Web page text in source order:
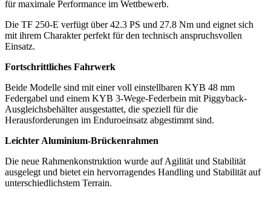
für maximale Performance im Wettbewerb.
Die TF 250-E verfügt über 42.3 PS und 27.8 Nm und eignet sich
mit ihrem Charakter perfekt für den technisch anspruchsvollen
Einsatz.
Fortschrittliches Fahrwerk
Beide Modelle sind mit einer voll einstellbaren KYB 48 mm
Federgabel und einem KYB 3-Wege-Federbein mit Piggyback-
Ausgleichsbehälter ausgestattet, die speziell für die
Herausforderungen im Enduroeinsatz abgestimmt sind.
Leichter Aluminium-Brückenrahmen
Die neue Rahmenkonstruktion wurde auf Agilität und Stabilität
ausgelegt und bietet ein hervorragendes Handling und Stabilität auf
unterschiedlichstem Terrain.